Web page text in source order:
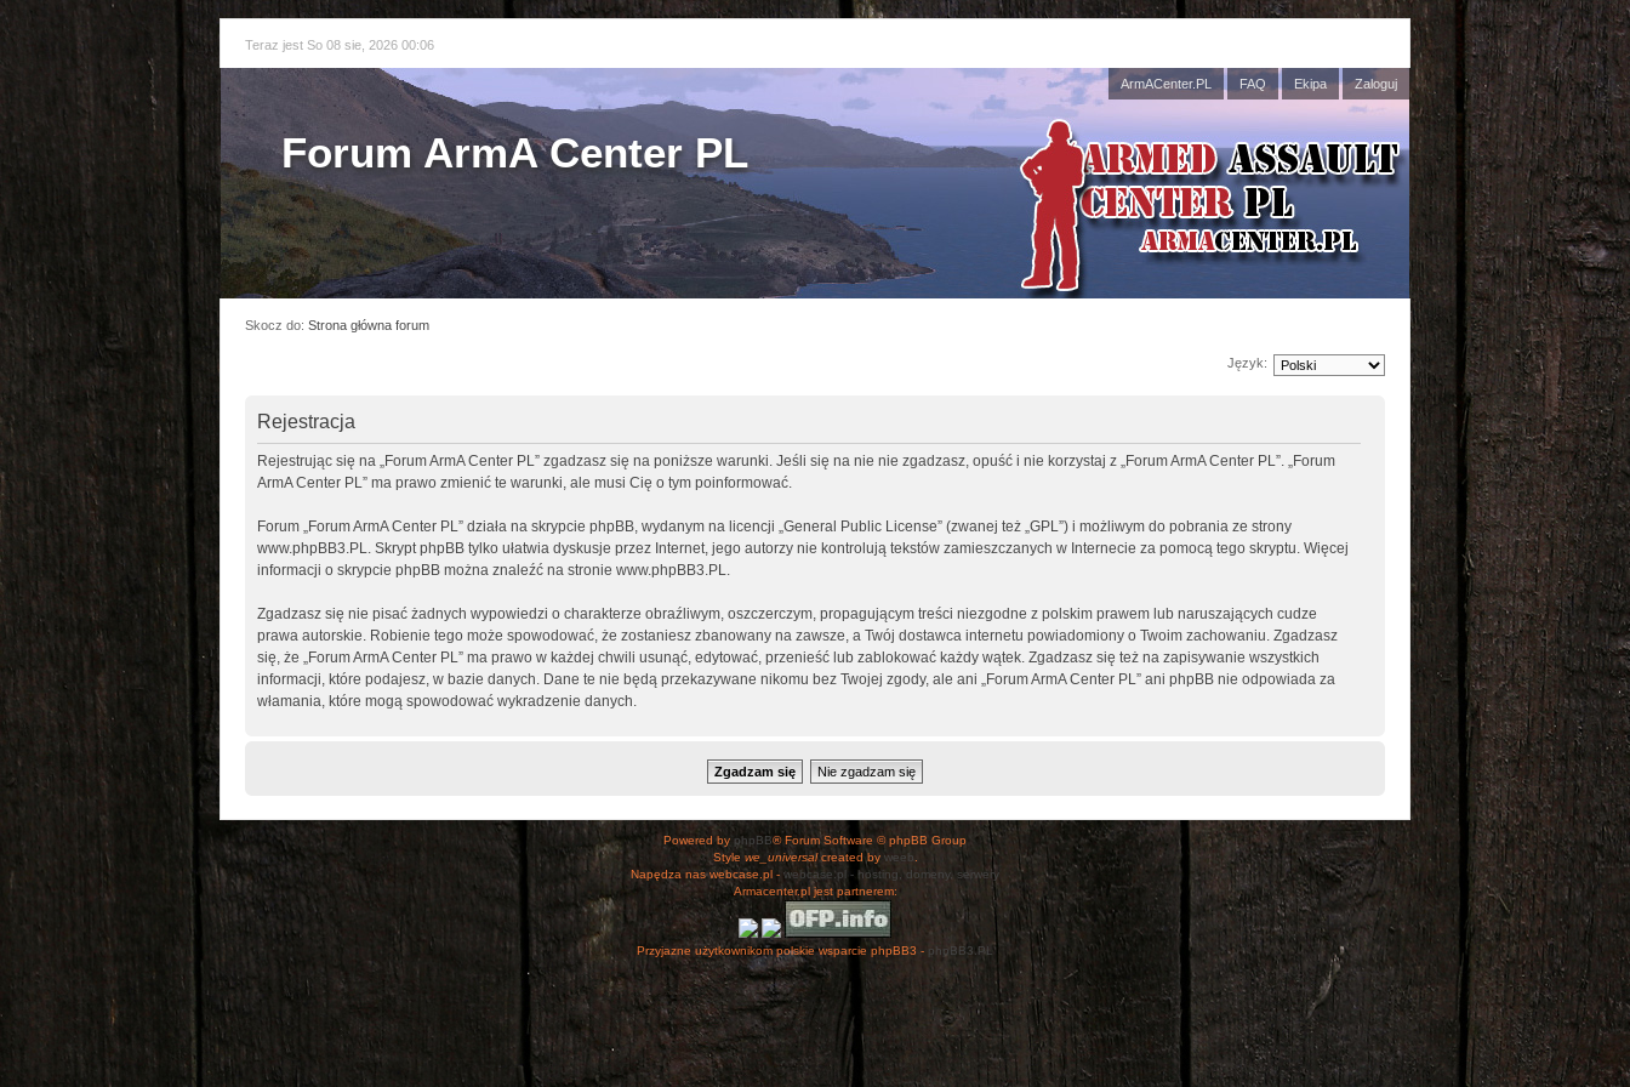
Teraz jest So 08 sie, 2026 00:06
ArmACenter.PL FAQ Ekipa Zaloguj
Forum ArmA Center PL
Skocz do: Strona główna forum
Język:
Rejestracja
Rejestrując się na „Forum ArmA Center PL” zgadzasz się na poniższe warunki. Jeśli się na nie nie zgadzasz, opuść i nie korzystaj z „Forum ArmA Center PL”. „Forum
ArmA Center PL” ma prawo zmienić te warunki, ale musi Cię o tym poinformować.
Forum „Forum ArmA Center PL” działa na skrypcie phpBB, wydanym na licencji „ General Public License” (zwanej też „GPL”) i możliwym do pobrania ze strony
www.phpBB3.PL
. Skrypt phpBB tylko ułatwia dyskusje przez Internet, jego autorzy nie kontrolują tekstów zamieszczanych w Internecie za pomocą tego skryptu. Więcej
informacji o skrypcie phpBB można znaleźć na stronie www.phpBB3.PL
Zgadzasz się nie pisać żadnych wypowiedzi o charakterze obraźliwym, oszczerczym, propagującym treści niezgodne z polskim prawem lub naruszających cudze
prawa autorskie. Robienie tego może spowodować, że zostaniesz zbanowany na zawsze, a Twój dostawca internetu powiadomiony o Twoim zachowaniu. Zgadzasz
się, że „Forum ArmA Center PL” ma prawo w każdej chwili usunąć, edytować, przenieść lub zablokować każdy wątek. Zgadzasz się też na zapisywanie wszystkich
informacji, które podajesz, w bazie danych. Dane te nie będą przekazywane nikomu bez Twojej zgody, ale ani „Forum ArmA Center PL” ani phpBB nie odpowiada za
włamania, które mogą spowodować wykradzenie danych.
Powered by phpBB® Forum Software © phpBB Group
Style we_universalcreated by weeb
Napędza nas webcase.pl - webcase.pl - hosting, domeny, serwery
Armacenter.pl jest partnerem:
Przyjazne użytkownikom polskie wsparcie phpBB3 - phpBB3.PL